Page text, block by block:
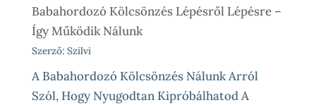
Babahordozó Kölcsönzés Lépésről Lépésre –
Így Működik Nálunk
Szerző: Szilvi
A Babahordozó Kölcsönzés Nálunk Arról
Szól, Hogy Nyugodtan Kipróbálhatod A